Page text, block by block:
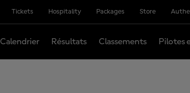
Tickets Hospitality Packages Store
Calendrier Résultats Classements Pilotes